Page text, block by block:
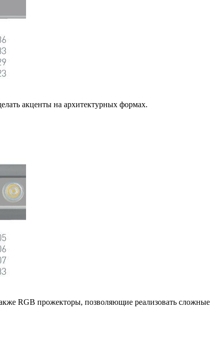
акценты на архитектурных формах.
RGB прожекторы, позволяющие реализовать сложные